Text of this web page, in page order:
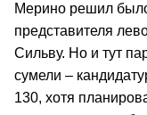
Мерино решил
представителя
Сильву. Но и тут
сумели –
130, хотя